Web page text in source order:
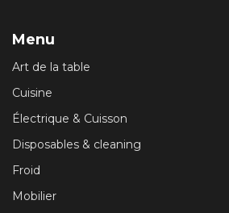
Menu
Art de la table
Cuisine
Électrique & Cuisson
Disposables & cleaning
Froid
Mobilier